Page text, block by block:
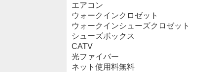
エアコン
ウォークインクロゼット
ウォークインシューズクロゼット
シューズボックス
CATV
光ファイバー
ネット使用料無料